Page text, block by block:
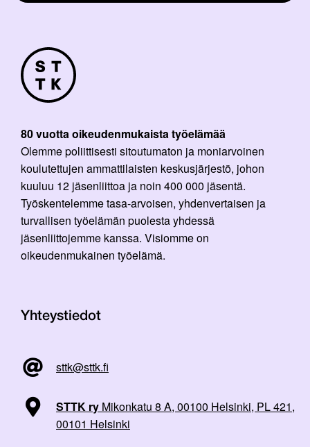
80 vuotta oikeudenmukaista työelämää
Olemme poliittisesti sitoutumaton ja moniarvoinen
koulutettujen ammattilaisten keskusjärjestö, johon
kuuluu 12 jäsenliittoa ja noin 400 000 jäsentä.
Työskentelemme tasa-arvoisen, yhdenvertaisen ja
turvallisen työelämän puolesta yhdessä
jäsenliittojemme kanssa. Visiomme on
oikeudenmukainen työelämä.
Yhteystiedot
sttk@sttk.fi
STTK ry Mikonkatu 8 A, 00100 Helsinki, PL 421,
00101 Helsinki